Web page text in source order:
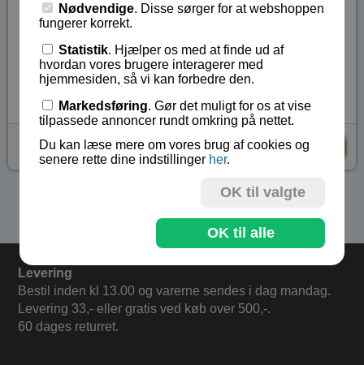
Fra 7 år (hvis man er skarp) og opefter.
Lagerstatus:På lager
Vare nr.:BA-7833
kr 199,- KØB
Se flere produkter i kategorien Undervisning
Levering
Bestil inden kl 13.00 og varerne sendes i dag mandag.
Levering 33,- eller gratis ved køb over 500,-.
60 dages returret.
Nødvendige. Disse sørger for at webshoppen
fungerer korrekt.
Statistik. Hjælper os med at finde ud af
hvordan vores brugere interagerer med
hjemmesiden, så vi kan forbedre den.
Markedsføring. Gør det muligt for os at vise
tilpassede annoncer rundt omkring på nettet.
Du kan læse mere om vores brug af cookies og
senere rette dine indstillinger her.
OK til valgte
OK til alle